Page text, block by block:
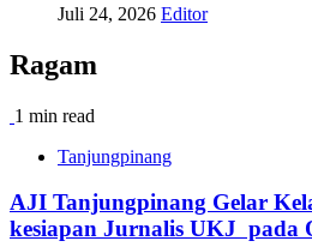
Juli 24, 2026 Editor
Ragam
1 min read
Tanjungpinang
AJI Tanjungpinang Gelar
kesiapan Jurnalis UKJ pada